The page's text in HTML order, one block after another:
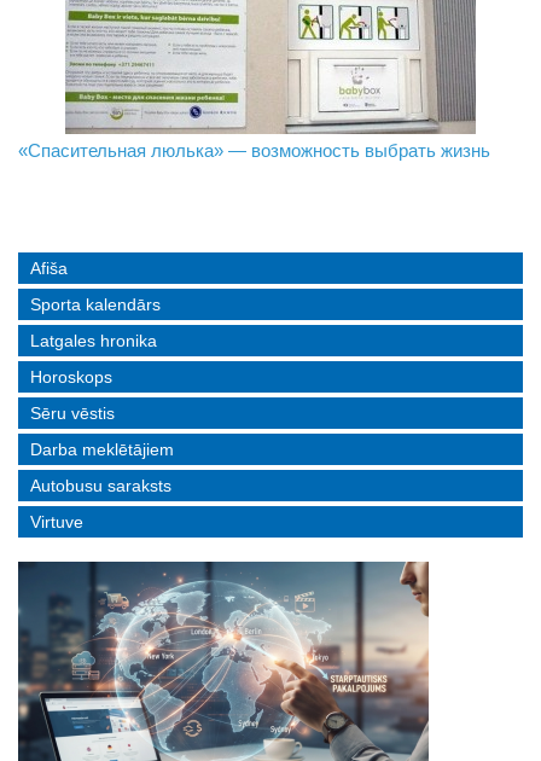
В Даугавпилсе определили сильнейших в пляжном
«Спасительная люлька» — возможность выбрать жизнь
Новое поколение пограничников: Даугавпилсское
Afiša
Sporta kalendārs
Latgales hronika
Horoskops
Sēru vēstis
Darba meklētājiem
Autobusu saraksts
Virtuve